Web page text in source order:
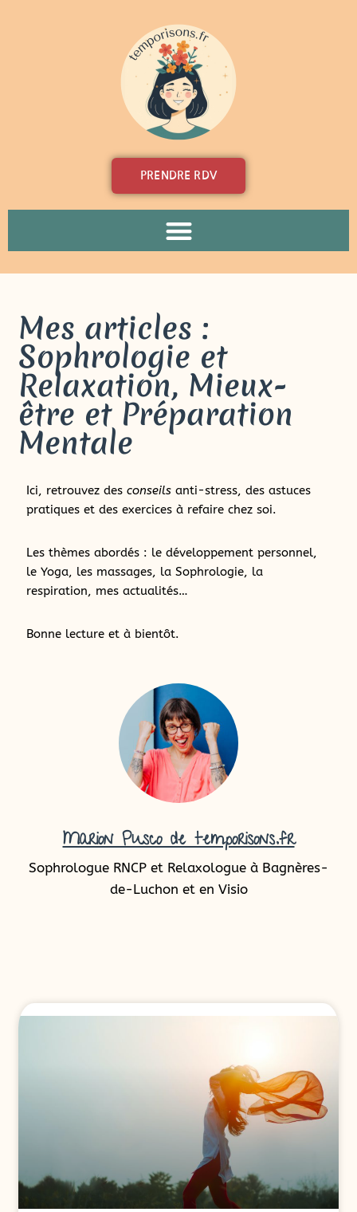
PRENDRE RDV
Mes articles :
Sophrologie et
Relaxation, Mieux-
être et Préparation
Mentale
Ici, retrouvez desconseils anti-stress, des astuces
pratiques et des exercices à refaire chez soi.
Les thèmes abordés : le développement personnel,
le Yoga, les massages, la Sophrologie, la
respiration, mes actualités…
Bonne lecture et à bientôt.
Marion Pusco de temporisons.fr
Sophrologue RNCP et Relaxologue à Bagnères-
de-Luchon et en Visio